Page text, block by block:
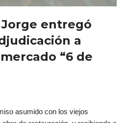
entregó
a
“6 de
asumido con los viejos